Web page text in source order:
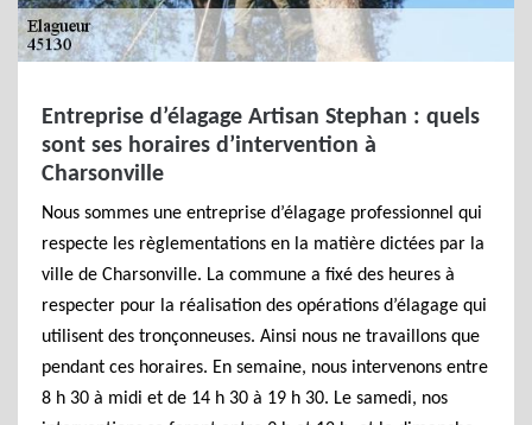
Entreprise d’élagage Artisan Stephan : quels
sont ses horaires d’intervention à
Charsonville
Nous sommes une entreprise d’élagage professionnel qui
respecte les règlementations en la matière dictées par la
ville de Charsonville. La commune a fixé des heures à
respecter pour la réalisation des opérations d’élagage qui
utilisent des tronçonneuses. Ainsi nous ne travaillons que
pendant ces horaires. En semaine, nous intervenons entre
8 h 30 à midi et de 14 h 30 à 19 h 30. Le samedi, nos